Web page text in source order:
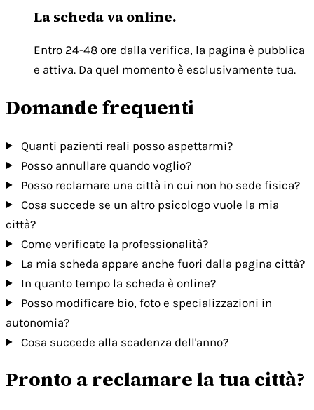
La scheda va online.
Entro 24-48 ore dalla verifica, la pagina è pubblica
e attiva. Da quel momento è esclusivamente tua.
Domande frequenti
Quanti pazienti reali posso aspettarmi?
Posso annullare quando voglio?
Posso reclamare una città in cui non ho sede fisica?
Cosa succede se un altro psicologo vuole la mia
città?
Come verificate la professionalità?
La mia scheda appare anche fuori dalla pagina città?
In quanto tempo la scheda è online?
Posso modificare bio, foto e specializzazioni in
autonomia?
Cosa succede alla scadenza dell'anno?
Pronto a reclamare la tua città?